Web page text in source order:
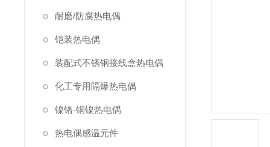
耐磨/防腐热电偶
铠装热电偶
装配式不锈钢接线盒热电偶
化工专用隔爆热电偶
镍铬-铜镍热电偶
热电偶感温元件